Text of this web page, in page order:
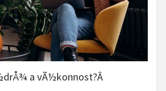
a vÃ½konnost?Â